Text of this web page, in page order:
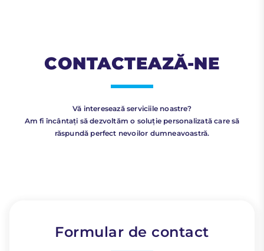
CONTACTEAZĂ-NE
Vă interesează serviciile noastre?
Am fi încântați să dezvoltăm o soluție personalizată care să
răspundă perfect nevoilor dumneavoastră.
Formular de contact